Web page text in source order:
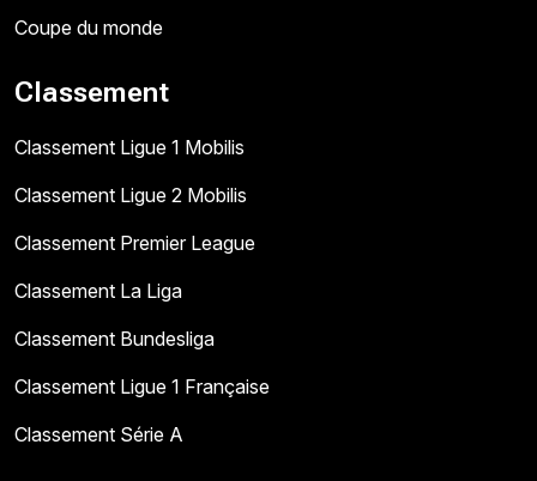
Coupe du monde
Classement
Classement Ligue 1 Mobilis
Classement Ligue 2 Mobilis
Classement Premier League
Classement La Liga
Classement Bundesliga
Classement Ligue 1 Française
Classement Série A